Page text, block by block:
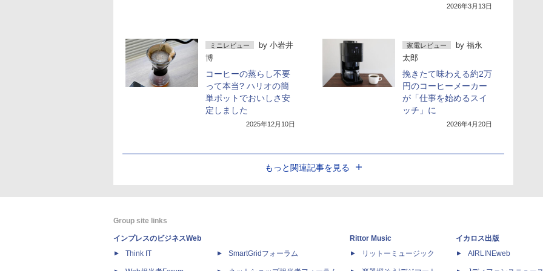
2026年3月13日
ミニレビュー by 小岩井
博
コーヒーの蒸らし不要
って本当? ハリオの簡
単ポットでおいしさ安
定しました
2025年12月10日
家電レビュー by 福永
太郎
挽きたて味わえる約2万
円のコーヒーメーカー
が「仕事を始めるスイ
ッチ」に
2026年4月20日
もっと関連記事を見る
Group site links
インプレスのビジネスWeb
Think IT
SmartGridフォーラム
Rittor Music
リットーミュージック
イカロス出版
AIRLINEweb